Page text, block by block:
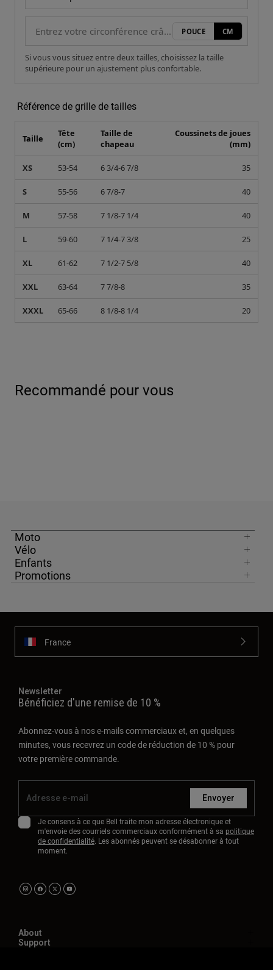
POUCE CM
Si vous vous situez entre deux tailles, choisissez la taille
supérieure pour un ajustement plus confortable.
Référence de grille de tailles
Taille
Tête
(cm)
Taille de
chapeau
Coussinets de joues
(mm)
XS 53-54 6 3/4-6 7/8 35
S 55-56 6 7/8-7 40
M 57-58 7 1/8-7 1/4 40
L 59-60 7 1/4-7 3/8 25
XL 61-62 7 1/2-7 5/8 40
XXL 63-64 7 7/8-8 35
XXXL 65-66 8 1/8-8 1/4 20
Recommandé pour vous
Moto
Vélo
Enfants
Promotions
France
Newsletter
Bénéficiez d'une remise de 10 %
Abonnez-vous à nos e-mails commerciaux et, en quelques
minutes, vous recevrez un code de réduction de 10 % pour
votre première commande.
Envoyer
Je consens à ce que Bell traite mon adresse électronique et
m'envoie des courriels commerciaux conformément à sa politique
de confidentialité. Les abonnés peuvent se désabonner à tout
moment.
About
Support